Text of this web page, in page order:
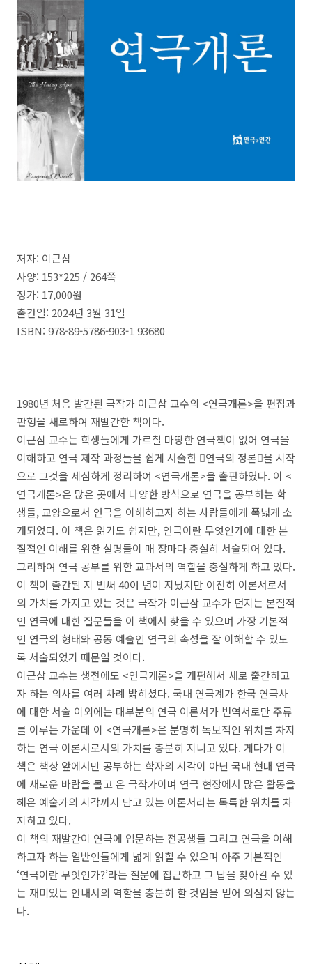
저자: 이근삼
사양: 153*225 / 264쪽
정가: 17,000원
출간일: 2024년 3월 31일
ISBN: 978-89-5786-903-1 93680
1980년 처음 발간된 극작가 이근삼 교수의 <연극개론>을 편집과
판형을 새로하여 재발간한 책이다.
이근삼 교수는 학생들에게 가르칠 마땅한 연극책이 없어 연극을
이해하고 연극 제작 과정들을 쉽게 서술한 󰡔연극의 정론󰡕을 시작
으로 그것을 세심하게 정리하여 <연극개론>을 출판하였다. 이 <
연극개론>은 많은 곳에서 다양한 방식으로 연극을 공부하는 학
생들,교양으로서 연극을 이해하고자 하는 사람들에게 폭넓게 소
개되었다. 이 책은 읽기도 쉽지만, 연극이란 무엇인가에 대한 본
질적인 이해를 위한 설명들이 매 장마다 충실히 서술되어 있다.
그리하여 연극 공부를 위한 교과서의 역할을 충실하게 하고 있다.
이 책이 출간된 지 벌써 40여 년이 지났지만 여전히 이론서로서
의 가치를 가지고 있는 것은 극작가 이근삼 교수가 던지는 본질적
인 연극에 대한 질문들을 이 책에서 찾을 수 있으며 가장 기본적
인 연극의 형태와 공동 예술인 연극의 속성을 잘 이해할 수 있도
록 서술되었기 때문일 것이다.
이근삼 교수는 생전에도 <연극개론>을 개편해서 새로 출간하고
자 하는 의사를 여러 차례 밝히셨다. 국내 연극계가 한국 연극사
에 대한 서술 이외에는 대부분의 연극 이론서가 번역서로만 주류
를 이루는 가운데 이 <연극개론>은 분명히 독보적인 위치를 차지
하는 연극 이론서로서의 가치를 충분히 지니고 있다. 게다가 이
책은 책상 앞에서만 공부하는 학자의 시각이 아닌 국내 현대 연극
에 새로운 바람을 몰고 온 극작가이며 연극 현장에서 많은 활동을
해온 예술가의 시각까지 담고 있는 이론서라는 독특한 위치를 차
지하고 있다.
이 책의 재발간이 연극에 입문하는 전공생들 그리고 연극을 이해
하고자 하는 일반인들에게 넓게 읽힐 수 있으며 아주 기본적인
‘연극이란 무엇인가?’라는 질문에 접근하고 그 답을 찾아갈 수 있
는 재미있는 안내서의 역할을 충분히 할 것임을 믿어 의심치 않는
다.